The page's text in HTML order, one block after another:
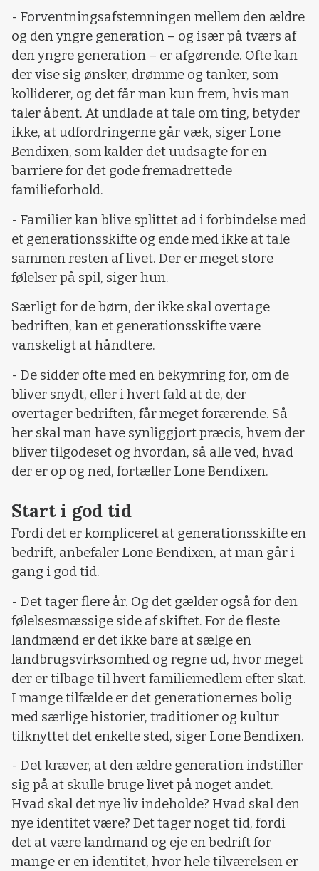
- Forventningsafstemningen mellem den ældre
og den yngre generation – og især på tværs af
den yngre generation – er afgørende. Ofte kan
der vise sig ønsker, drømme og tanker, som
kolliderer, og det får man kun frem, hvis man
taler åbent. At undlade at tale om ting, betyder
ikke, at udfordringerne går væk, siger Lone
Bendixen, som kalder det uudsagte for en
barriere for det gode fremadrettede
familieforhold.
- Familier kan blive splittet ad i forbindelse med
et generationsskifte og ende med ikke at tale
sammen resten af livet. Der er meget store
følelser på spil, siger hun.
Særligt for de børn, der ikke skal overtage
bedriften, kan et generationsskifte være
vanskeligt at håndtere.
- De sidder ofte med en bekymring for, om de
bliver snydt, eller i hvert fald at de, der
overtager bedriften, får meget forærende. Så
her skal man have synliggjort præcis, hvem der
bliver tilgodeset og hvordan, så alle ved, hvad
der er op og ned, fortæller Lone Bendixen.
Start i god tid
Fordi det er kompliceret at generationsskifte en
bedrift, anbefaler Lone Bendixen, at man går i
gang i god tid.
- Det tager flere år. Og det gælder også for den
følelsesmæssige side af skiftet. For de fleste
landmænd er det ikke bare at sælge en
landbrugsvirksomhed og regne ud, hvor meget
der er tilbage til hvert familiemedlem efter skat.
I mange tilfælde er det generationernes bolig
med særlige historier, traditioner og kultur
tilknyttet det enkelte sted, siger Lone Bendixen.
- Det kræver, at den ældre generation indstiller
sig på at skulle bruge livet på noget andet.
Hvad skal det nye liv indeholde? Hvad skal den
nye identitet være? Det tager noget tid, fordi
det at være landmand og eje en bedrift for
mange er en identitet, hvor hele tilværelsen er